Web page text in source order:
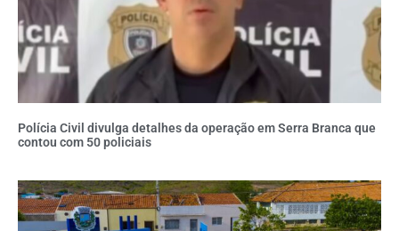
Polícia Civil divulga detalhes da operação em Serra Branca que
contou com 50 policiais